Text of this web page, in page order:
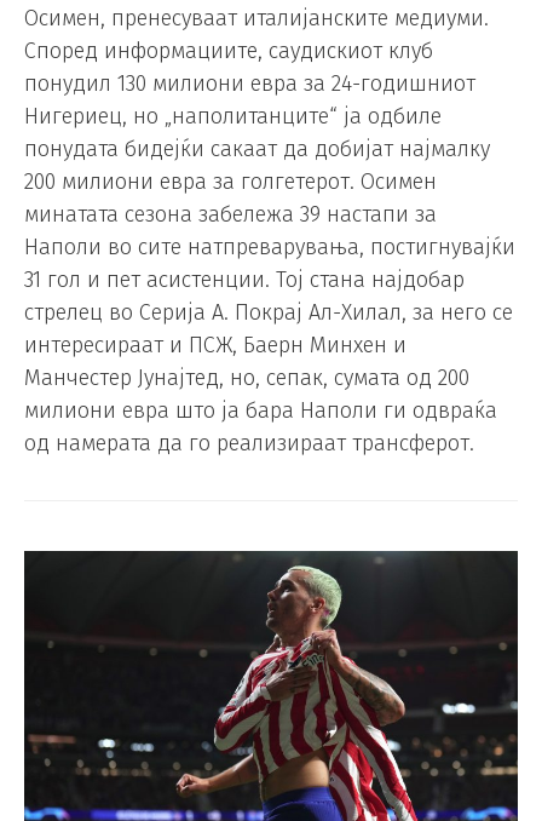
Осимен, пренесуваат италијанските медиуми.
Според информациите, саудискиот клуб
понудил 130 милиони евра за 24-годишниот
Нигериец, но „наполитанците“ ја одбиле
понудата бидејќи сакаат да добијат најмалку
200 милиони евра за голгетерот. Осимен
минатата сезона забележа 39 настапи за
Наполи во сите натпреварувања, постигнувајќи
31 гол и пет асистенции. Тој стана најдобар
стрелец во Серија А. Покрај Ал-Хилал, за него се
интересираат и ПСЖ, Баерн Минхен и
Манчестер Јунајтед, но, сепак, сумата од 200
милиони евра што ја бара Наполи ги одвраќа
од намерата да го реализираат трансферот.